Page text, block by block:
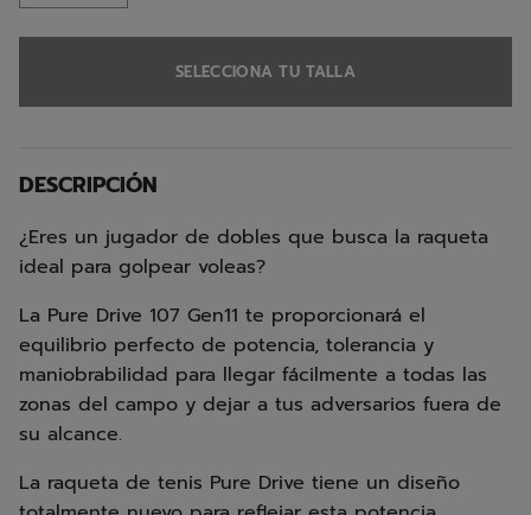
SELECCIONA TU TALLA
DESCRIPCIÓN
¿Eres un jugador de dobles que busca la raqueta
ideal para golpear voleas?
La Pure Drive 107 Gen11 te proporcionará el
equilibrio perfecto de potencia, tolerancia y
maniobrabilidad para llegar fácilmente a todas las
zonas del campo y dejar a tus adversarios fuera de
su alcance.
La raqueta de tenis Pure Drive tiene un diseño